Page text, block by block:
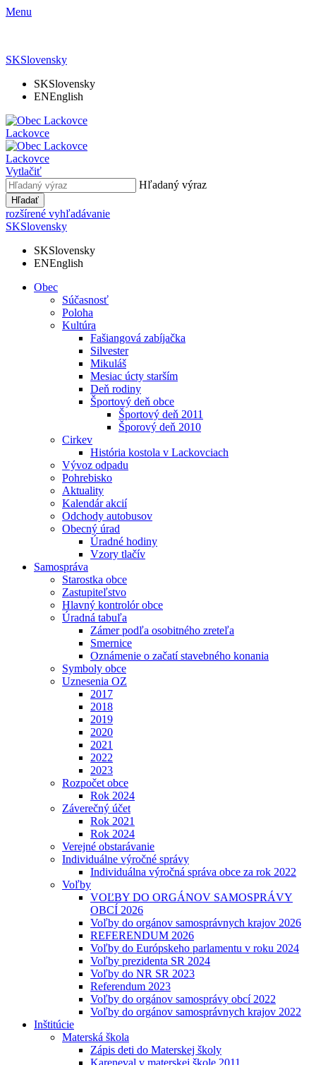
Menu
SKSlovensky
SKSlovensky
ENEnglish
Lackovce
Lackovce
Vytlačiť
Hľadaný výraz
Hľadať
rozšírené vyhľadávanie
SKSlovensky
SKSlovensky
ENEnglish
Obec
Súčasnosť
Poloha
Kultúra
Fašiangová zabíjačka
Silvester
Mikuláš
Mesiac úcty starším
Deň rodiny
Športový deň obce
Športový deň 2011
Šporový deň 2010
Cirkev
História kostola v Lackovciach
Vývoz odpadu
Pohrebisko
Aktuality
Kalendár akcií
Odchody autobusov
Obecný úrad
Úradné hodiny
Vzory tlačív
Samospráva
Starostka obce
Zastupiteľstvo
Hlavný kontrolór obce
Úradná tabuľa
Zámer podľa osobitného zreteľa
Smernice
Oznámenie o začatí stavebného konania
Symboly obce
Uznesenia OZ
2017
2018
2019
2020
2021
2022
2023
Rozpočet obce
Rok 2024
Záverečný účet
Rok 2021
Rok 2024
Verejné obstarávanie
Individuálne výročné správy
Individuálna výročná správa obce za rok 2022
Voľby
VOĽBY DO ORGÁNOV SAMOSPRÁVY
OBCÍ 2026
Voľby do orgánov samosprávnych krajov 2026
REFERENDUM 2026
Voľby do Európskeho parlamentu v roku 2024
Voľby prezidenta SR 2024
Voľby do NR SR 2023
Referendum 2023
Voľby do orgánov samosprávy obcí 2022
Voľby do orgánov samosprávnych krajov 2022
Inštitúcie
Materská škola
Zápis deti do Materskej školy
Kareneval v materskej škole 2011